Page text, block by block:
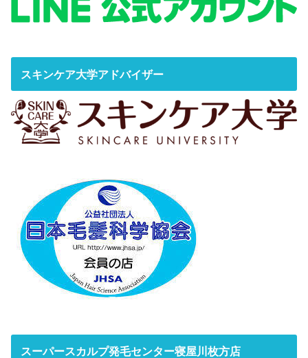
スキンケア大学アドバイザー
スーパースカルプ発毛センター寝屋川枚方店